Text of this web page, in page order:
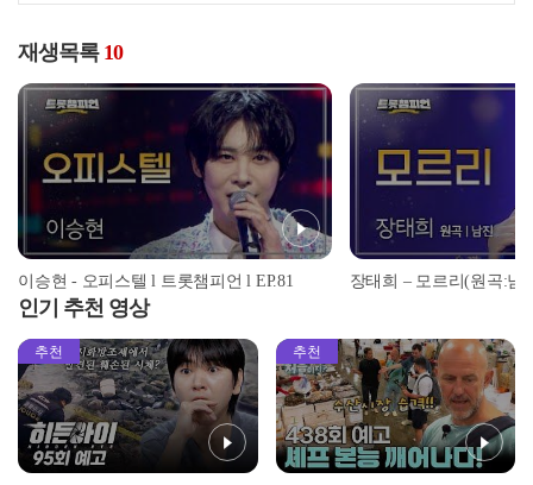
재생목록 10
이승현 - 오피스텔 l 트롯챔피언 l EP.81
인기 추천 영상
추천 추천